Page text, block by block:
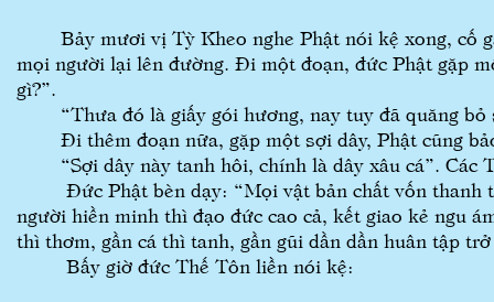
Bảy mươi vị Tỳ Kheo nghe Phật nói kệ xong, cố
mọi người lại lên đường. Đi một đoạn, đức Phật gặp
gì?”.
“Thưa đó là giấy gói hương, nay tuy đã quăng bỏ
Đi thêm đoạn nữa, gặp một sợi dây, Phật cũng
“Sợi dây này tanh hôi, chính là dây xâu cá”. Các
Đức Phật bèn dạy: “Mọi vật bản chất vốn thanh
người hiền minh thì đạo đức cao cả, kết giao kẻ ngu
thì thơm, gần cá thì tanh, gần gũi dần dần huân tập
Bấy giờ đức Thế Tôn liền nói kệ: